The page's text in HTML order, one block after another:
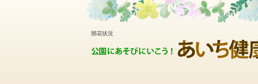
開花状況